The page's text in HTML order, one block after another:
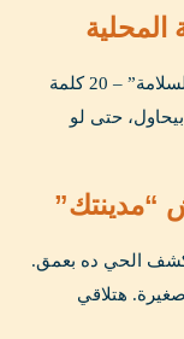
“مرحبا، شكراً، صباح الخير، كم سعر ده، مع السلامة” – 20 كلمة
حتى لو
الحي ده بعمق.
هتلاقي